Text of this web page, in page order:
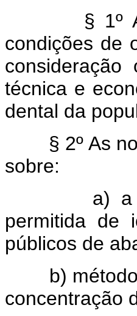
§ 1º As
condições de
técnica e
dental da
§ 2º As
sobre:
a) a
permitida de
públicos de
b)
concentração